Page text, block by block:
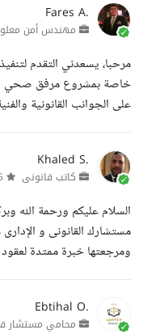
Fares A.
مهندس أمن
مرحبا، يسعدني التقدم
خاصة بمشروع مرفق صحي في
على الجوانب القانونية
Khaled S.
كاتب قانونى
السلام عليكم ورحمة الله
مستشارك القانونى و
ومرجعتها خبرة ممتدة
Ebtihal O.
محامي مستشار